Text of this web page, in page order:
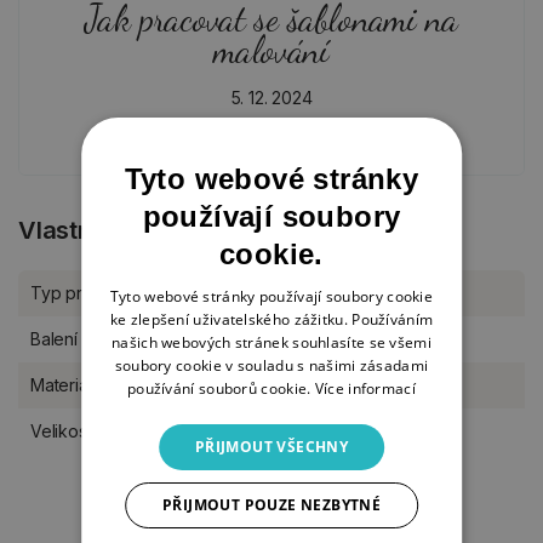
Jak pracovat se šablonami na
malování
5. 12. 2024
Vlastnosti produktu
Typ produktu Šablony
Balení kus
Materiál plast
Velikost šablony 25 x 36 cm
Tyto webové stránky
používají soubory
cookie.
Tyto webové stránky používají soubory cookie
ke zlepšení uživatelského zážitku. Používáním
našich webových stránek souhlasíte se všemi
soubory cookie v souladu s našimi zásadami
používání souborů cookie. Více informací
PŘIJMOUT VŠECHNY
PŘIJMOUT POUZE NEZBYTNÉ